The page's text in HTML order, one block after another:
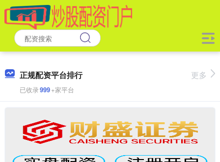
正规配资平台排行
已收录999+家平台
更多